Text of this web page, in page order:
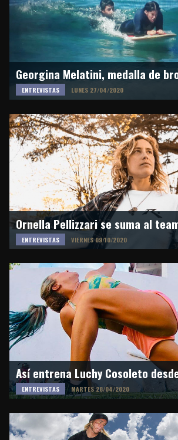
ENTREVISTAS LUNES 27/04/2020
ENTREVISTAS VIERNES 09/10/2020
Así entrena Luchy Cosoleto
ENTREVISTAS MARTES 28/04/2020